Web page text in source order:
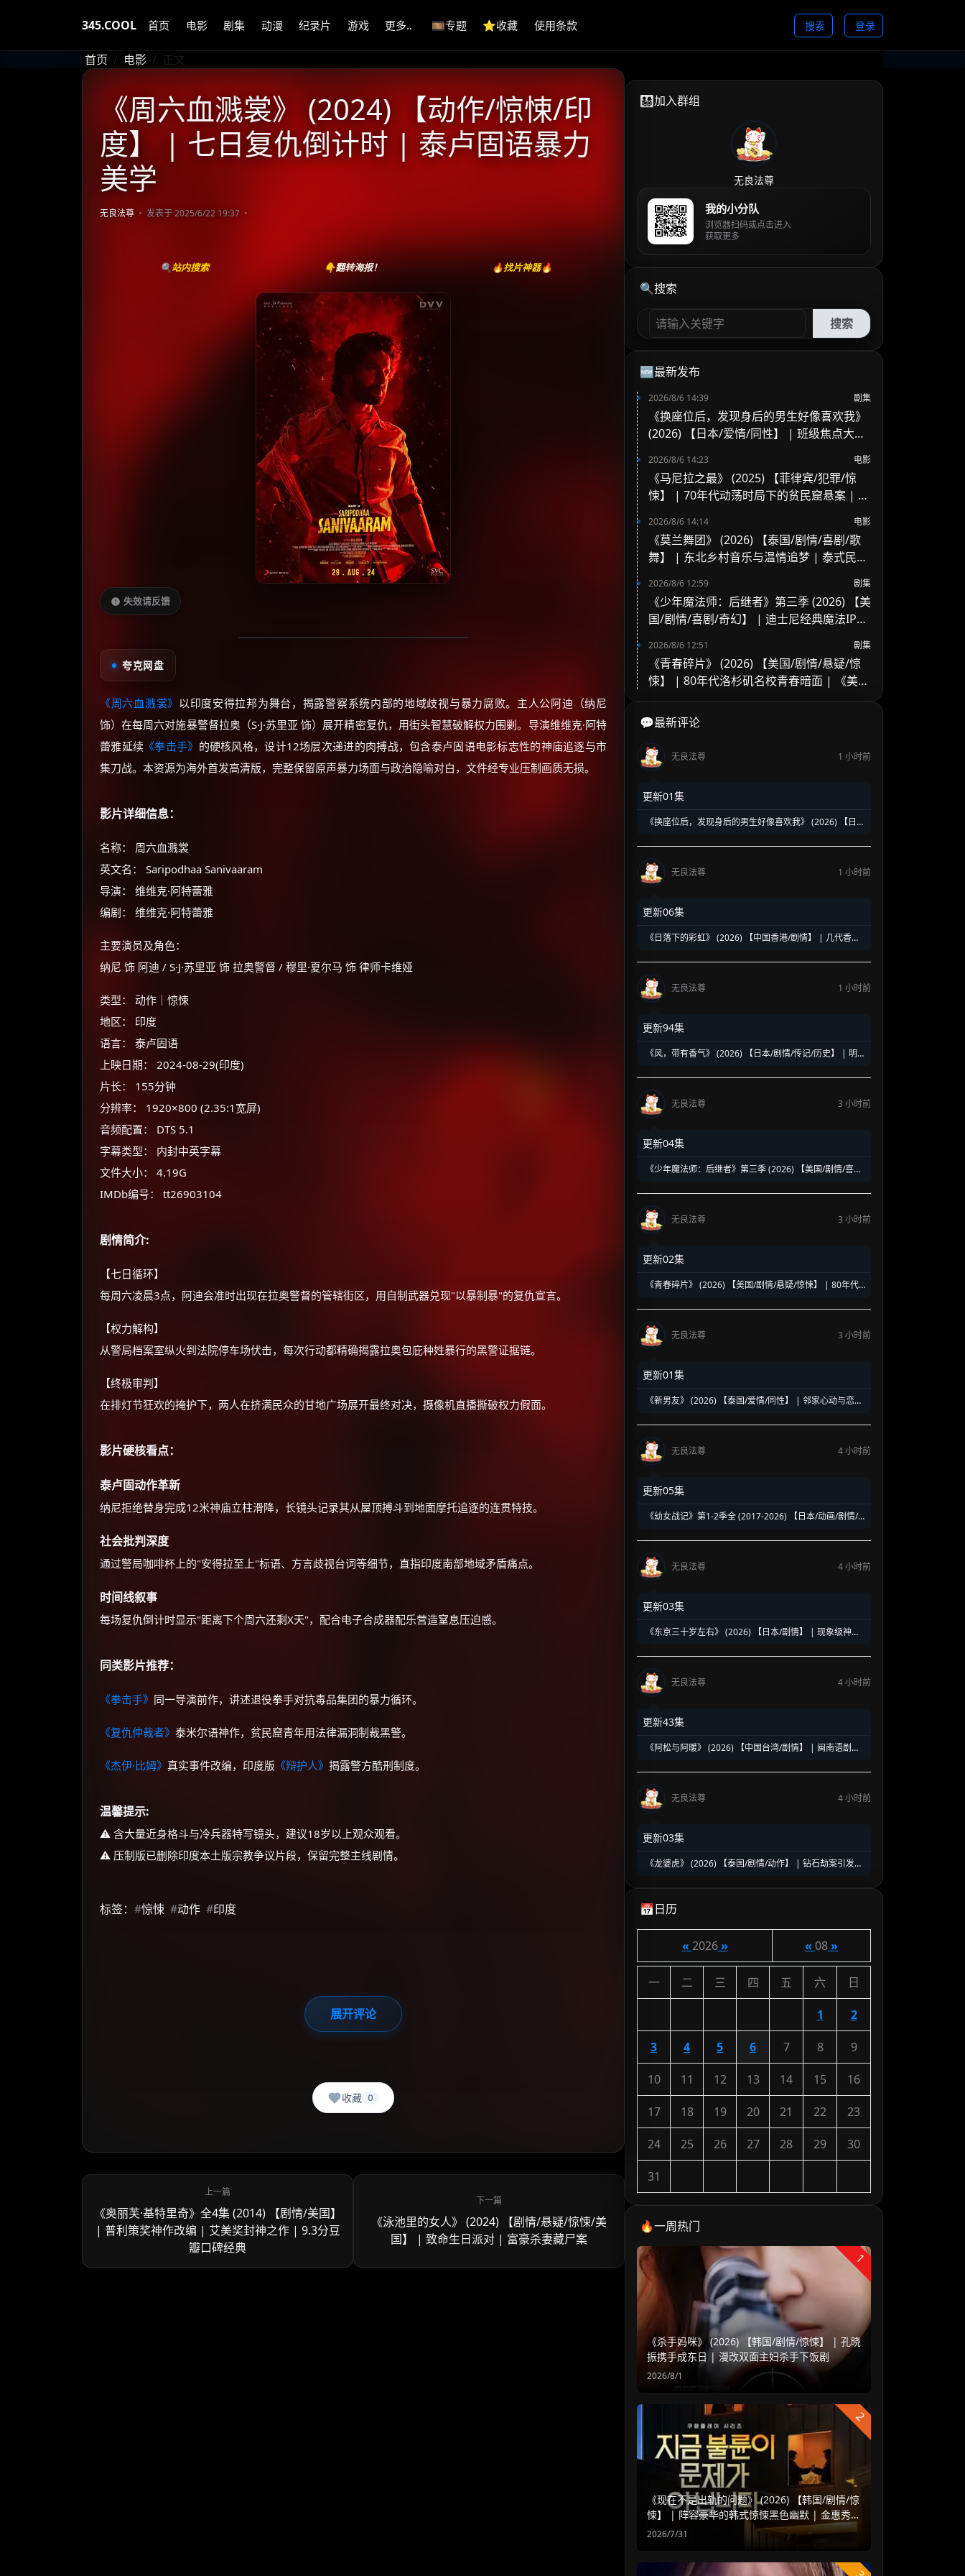
345.COOL 首页 电影 剧集 动漫 纪录片 游戏 更多.. 🎞️专题 ⭐️收藏 使用条款 搜索 登录
首页 电影 正文
《周六血溅裳》 (2024) 【动作/惊悚/印
度】 | 七日复仇倒计时 | 泰卢固语暴力
美学
无良法尊 发表于 2025/6/22 19:37
🔍站内搜索 👇翻转海报！ 🔥找片神器🔥
失效请反馈
夸克网盘
《周六血溅裳》 以印度安得拉邦为舞台，揭露警察系统内部的地域歧视与暴力腐败。主人公阿迪（纳尼
饰）在每周六对施暴警督拉奥（S·J·苏里亚 饰）展开精密复仇，用街头智慧破解权力围剿。导演维维克·阿特
蕾雅延续 《拳击手》 的硬核风格，设计12场层次递进的肉搏战，包含泰卢固语电影标志性的神庙追逐与市
集刀战。本资源为海外首发高清版，完整保留原声暴力场面与政治隐喻对白，文件经专业压制画质无损。
影片详细信息：
名称： 周六血溅裳
英文名： Saripodhaa Sanivaaram
导演： 维维克·阿特蕾雅
编剧： 维维克·阿特蕾雅
主要演员及角色：
纳尼 饰 阿迪 / S·J·苏里亚 饰 拉奥警督 / 穆里·夏尔马 饰 律师卡维娅
类型： 动作｜惊悚
地区： 印度
语言： 泰卢固语
上映日期： 2024-08-29(印度)
片长： 155分钟
分辨率： 1920×800 (2.35:1宽屏)
音频配置： DTS 5.1
字幕类型： 内封中英字幕
文件大小： 4.19G
IMDb编号： tt26903104
剧情简介:
【七日循环】
每周六凌晨3点，阿迪会准时出现在拉奥警督的管辖街区，用自制武器兑现"以暴制暴"的复仇宣言。
【权力解构】
从警局档案室纵火到法院停车场伏击，每次行动都精确揭露拉奥包庇种姓暴行的黑警证据链。
【终极审判】
在排灯节狂欢的掩护下，两人在挤满民众的甘地广场展开最终对决，摄像机直播撕破权力假面。
影片硬核看点：
泰卢固动作革新
纳尼拒绝替身完成12米神庙立柱滑降，长镜头记录其从屋顶搏斗到地面摩托追逐的连贯特技。
社会批判深度
通过警局咖啡杯上的"安得拉至上"标语、方言歧视台词等细节，直指印度南部地域矛盾痛点。
时间线叙事
每场复仇倒计时显示"距离下个周六还剩X天"，配合电子合成器配乐营造窒息压迫感。
同类影片推荐：
《拳击手》 同一导演前作，讲述退役拳手对抗毒品集团的暴力循环。
《复仇仲裁者》 泰米尔语神作，贫民窟青年用法律漏洞制裁黑警。
《杰伊·比姆》 真实事件改编，印度版 《辩护人》 揭露警方酷刑制度。
温馨提示:
⚠️ 含大量近身格斗与冷兵器特写镜头，建议18岁以上观众观看。
⚠️ 压制版已删除印度本土版宗教争议片段，保留完整主线剧情。
标签： #惊悚 #动作 #印度
展开评论
收藏 0
《奥丽芙·基特里奇》全4集 (2014) 【剧情/美国】
| 普利策奖神作改编 | 艾美奖封神之作 | 9.3分豆
瓣口碑经典
《泳池里的女人》 (2024) 【剧情/悬疑/惊悚/美
国】 | 致命生日派对 | 富豪杀妻藏尸案
👨‍👩‍👧‍👦加入群组
无良法尊
我的小分队
浏览器扫码或点击进入
获取更多
🔍搜索
搜索
🆕最新发布
2026/8/6 14:39 剧集
《换座位后，发现身后的男生好像喜欢我》
(2026) 【日本/爱情/同性】 | 班级焦点大帅
高甜校园BL
2026/8/6 14:23 电影
《马尼拉之最》 (2025) 【菲律宾/犯罪/惊
悚】 | 70年代动荡时局下的贫民窟悬案 | 菲
2026/8/6 14:14 电影
《莫兰舞团》 (2026) 【泰国/剧情/喜剧/歌
舞】 | 东北乡村音乐与温情追梦 | 泰式民谣
2026/8/6 12:59 剧集
《少年魔法师：后继者》第三季 (2026) 【美
国/剧情/喜剧/奇幻】 | 迪士尼经典魔法IP终
2026/8/6 12:51 剧集
《青春碎片》 (2026) 【美国/剧情/悬疑/惊
悚】 | 80年代洛杉矶名校青春暗面 | 《美国
💬最新评论
无良法尊 1 小时前
更新01集
《换座位后，发现身后的男生好像喜欢我》 (2026) 【日
座位引发的直球高甜校园BL
无良法尊
1 小时前
更新06集
《日落下的彩虹》 (2026) 【中国香港/剧情】 | 几代香港
无良法尊 1 小时前
更新94集
《风，带有香气》 (2026) 【日本/剧情/传记/历史】 | 明
醒之路
无良法尊
3 小时前
更新04集
《少年魔法师：后继者》第三季 (2026) 【美国/剧情/喜剧/
拯救家族
无良法尊
3 小时前
更新02集
《青春碎片》 (2026) 【美国/剧情/悬疑/惊悚】 | 80年代
无良法尊 3 小时前
更新01集
《新男友》 (2026) 【泰国/爱情/同性】 | 邻家心动与恋爱
无良法尊 4 小时前
更新05集
《幼女战记》第1-2季全 (2017-2026) 【日本/动画/剧情/
异世界神作
无良法尊
4 小时前
更新03集
《东京三十岁左右》 (2026) 【日本/剧情】 | 现象级神剧
无良法尊 4 小时前
更新43集
《阿松与阿暖》 (2026) 【中国台湾/剧情】 | 闽南语剧视
无良法尊 4 小时前
更新03集
《龙婆虎》 (2026) 【泰国/剧情/动作】 | 钻石劫案引发的
📅日历
« 2026» « 08»
一 二 三 四 五 六 日
1 2
3 4 5 6 7 8 9
10 11 12 13 14 15 16
17 18 19 20 21 22 23
24 25 26 27 28 29 30
31
🔥一周热门
1
《杀手妈咪》 (2026) 【韩国/剧情/惊悚】 | 孔晓
振携手成东日 | 漫改双面主妇杀手下饭剧
2026/8/1
2
《现在不是出轨的问题》 (2026) 【韩国/剧情/惊
悚】 | 阵容豪华的韩式惊悚黑色幽默 | 金惠秀 x
赵汝贞强强联手
2026/7/31
🧧 福利领取站
你需要的各种会员，都可低价购买！
还有支付宝现金红包、外卖红包、
⚡ 前往【大淘客】领红包